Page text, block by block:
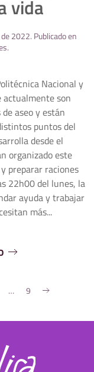
vida
2022. Publicado en
.
Nacional y
actualmente son
aseo y están
puntos del
desde el
organizado este
preparar raciones
22h00 del lunes, la
ayuda y trabajar
más...
… 9